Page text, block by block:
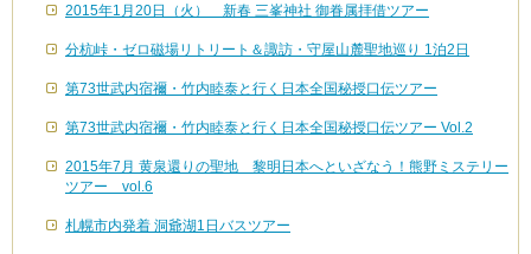
2015年1月20日（火） 新春 三峯神社 御眷属拝借ツアー
分杭峠・ゼロ磁場リトリート＆諏訪・守屋山麓聖地巡り 1泊2日
第73世武内宿禰・竹内睦泰と行く日本全国秘授口伝ツアー
第73世武内宿禰・竹内睦泰と行く日本全国秘授口伝ツアー Vol.2
2015年7月 黄泉還りの聖地 黎明日本へといざなう！熊野ミステリー
ツアー vol.6
札幌市内発着 洞爺湖1日バスツアー